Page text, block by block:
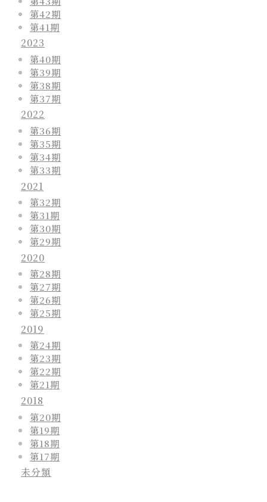
第42期
第41期
2023
第40期
第39期
第38期
第37期
2022
第36期
第35期
第34期
第33期
2021
第32期
第31期
第30期
第29期
2020
第28期
第27期
第26期
第25期
2019
第24期
第23期
第22期
第21期
2018
第20期
第19期
第18期
第17期
未分類